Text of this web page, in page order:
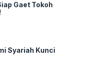
Gaet Tokoh
Syariah Kunci